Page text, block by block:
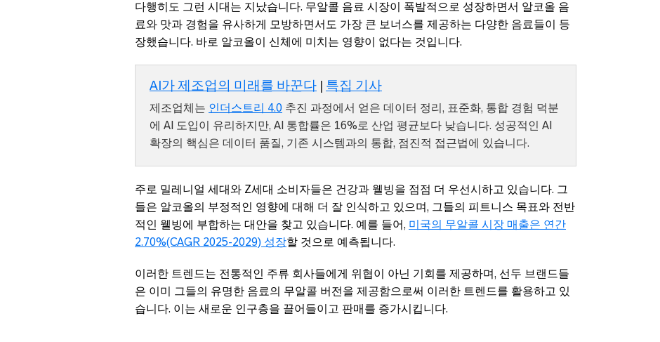
다행히도 그런 시대는 지났습니다. 무알콜 음료 시장이 폭발적으로 성장하면서 알코올 음
료와 맛과 경험을 유사하게 모방하면서도 가장 큰 보너스를 제공하는 다양한 음료들이 등
장했습니다. 바로 알코올이 신체에 미치는 영향이 없다는 것입니다.
AI가 제조업의 미래를 바꾼다 | 특집 기사
제조업체는 인더스트리 4.0 추진 과정에서 얻은 데이터 정리, 표준화, 통합 경험 덕분
에 AI 도입이 유리하지만, AI 통합률은 16%로 산업 평균보다 낮습니다. 성공적인 AI
확장의 핵심은 데이터 품질, 기존 시스템과의 통합, 점진적 접근법에 있습니다.
주로 밀레니얼 세대와 Z세대 소비자들은 건강과 웰빙을 점점 더 우선시하고 있습니다. 그
들은 알코올의 부정적인 영향에 대해 더 잘 인식하고 있으며, 그들의 피트니스 목표와 전반
적인 웰빙에 부합하는 대안을 찾고 있습니다. 예를 들어, 미국의 무알콜 시장 매출은 연간
2.70%(CAGR 2025-2029) 성장할 것으로 예측됩니다.
이러한 트렌드는 전통적인 주류 회사들에게 위협이 아닌 기회를 제공하며, 선두 브랜드들
은 이미 그들의 유명한 음료의 무알콜 버전을 제공함으로써 이러한 트렌드를 활용하고 있
습니다. 이는 새로운 인구층을 끌어들이고 판매를 증가시킵니다.